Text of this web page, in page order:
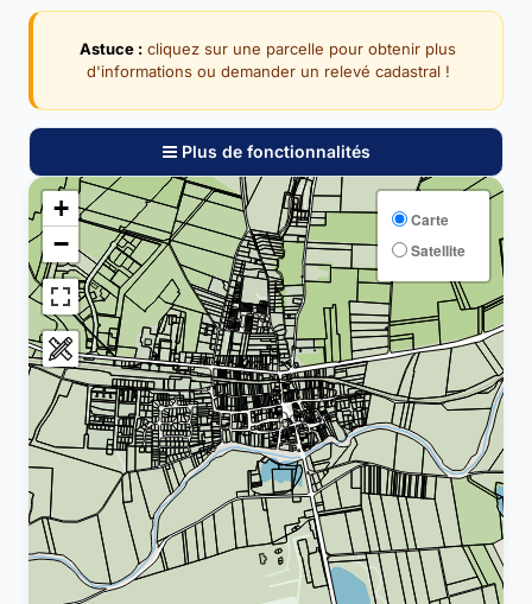
Astuce : cliquez sur une parcelle pour obtenir plus
d'informations ou demander un relevé cadastral !
Plus de fonctionnalités
+
−
Carte
Satellite